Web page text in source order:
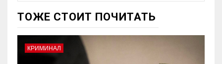
ТОЖЕ СТОИТ ПОЧИТАТЬ
КРИМИНАЛ